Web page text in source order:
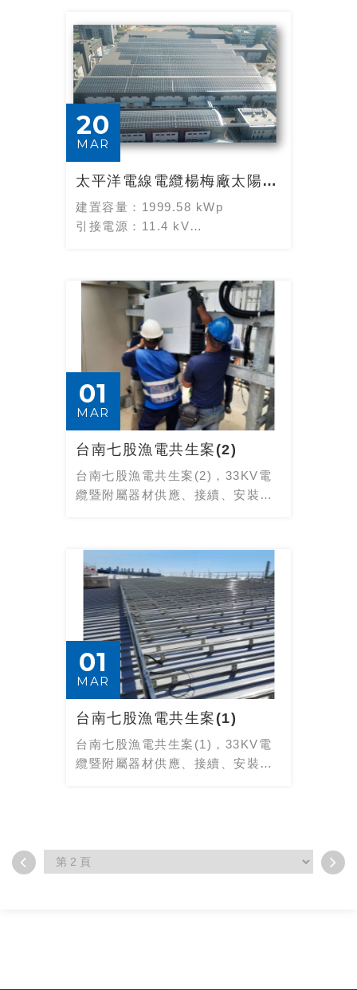
20
MAR
太平洋電線電纜楊梅廠太陽能系統建置第一期
建置容量：1999.58 kWp
引接電源：11.4 kV
01
MAR
台南七股漁電共生案(2)
台南七股漁電共生案(2)，33KV電
纜暨附屬器材供應、接續、安裝等
01
MAR
台南七股漁電共生案(1)
台南七股漁電共生案(1)，33KV電
纜暨附屬器材供應、接續、安裝等